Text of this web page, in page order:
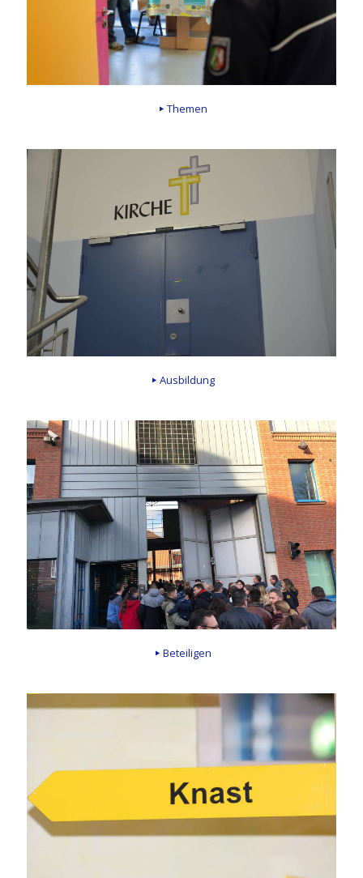
Themen
Ausbildung
Beteiligen